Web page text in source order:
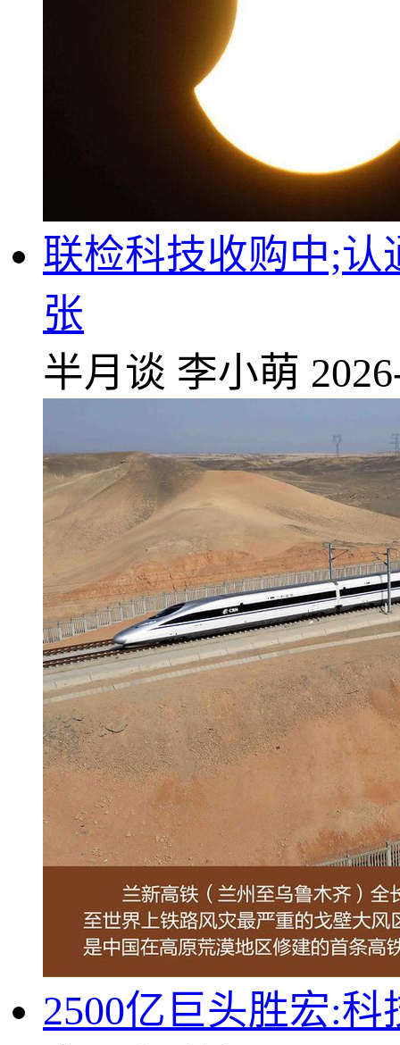
联检科技收购中;
张
半月谈 李小萌
2500亿巨头胜宏: